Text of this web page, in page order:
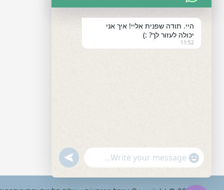
היי. תודה שפנית אליי! איך אני
יכולה לעזור לך? :)
11:52
"+chaty_settings.lang.emoji_picker+"
WhatsApp
undefined